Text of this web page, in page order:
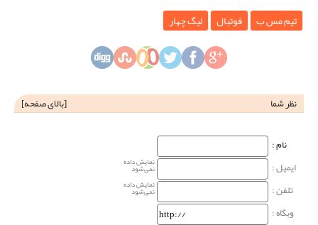
تیم مس ب فوتبال لیگ چهار
نظر شما [بالای صفحه]
نام‌ :
ایمیل :
نمایش داده
نمی‌شود
تلفن : نمایش داده
نمی‌شود
وبگاه‌ :